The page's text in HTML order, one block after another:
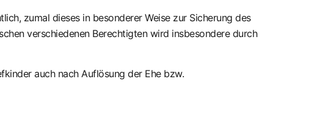
zumal dieses in besonderer Weise zur Sicherung des
verschiedenen Berechtigten wird insbesondere durch
auch nach Auflösung der Ehe bzw.